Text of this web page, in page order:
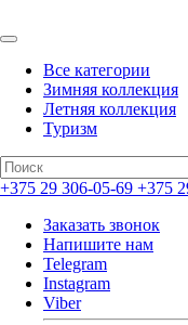
Все категории
Зимняя коллекция
Летняя коллекция
Туризм
+375 29 306-05-69 +375
Заказать звонок
Напишите нам
Telegram
Instagram
Viber